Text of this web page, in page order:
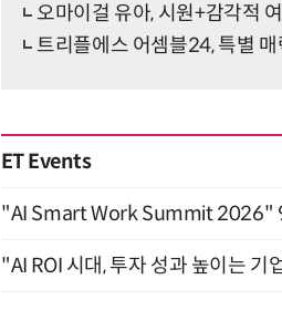
오마이걸 유아, 시원+감각적
트리플에스 어셈블24, 특별
ET Events
"AI Smart Work Summit 2026"
"AI ROI 시대, 투자 성과 높이는